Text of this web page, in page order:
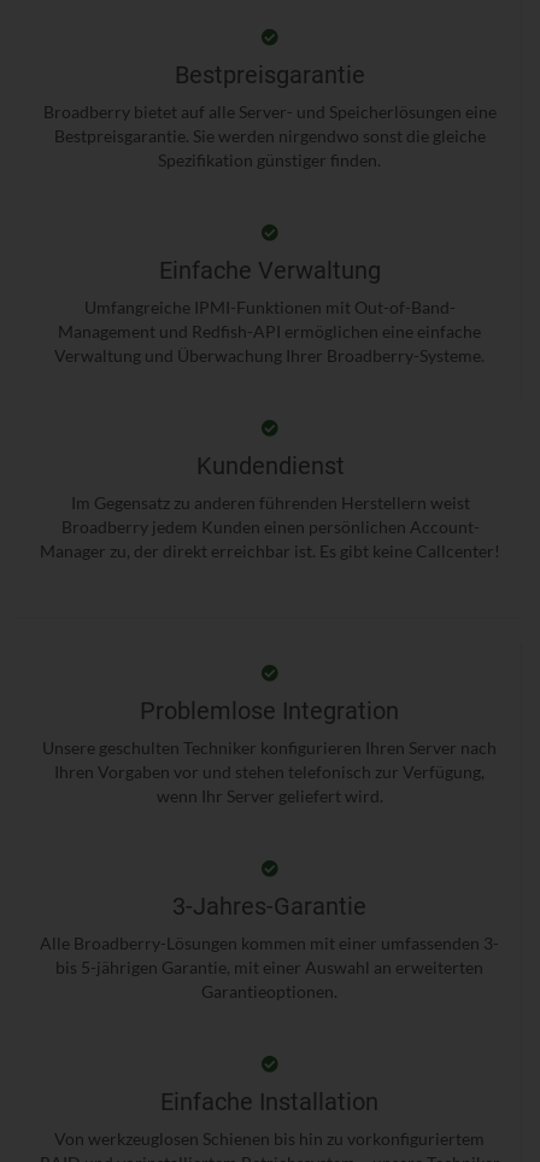
Bestpreisgarantie
Broadberry bietet auf alle Server- und Speicherlösungen eine
Bestpreisgarantie. Sie werden nirgendwo sonst die gleiche
Spezifikation günstiger finden.
Einfache Verwaltung
Umfangreiche IPMI-Funktionen mit Out-of-Band-
Management und Redfish-API ermöglichen eine einfache
Verwaltung und Überwachung Ihrer Broadberry-Systeme.
Kundendienst
Im Gegensatz zu anderen führenden Herstellern weist
Broadberry jedem Kunden einen persönlichen Account-
Manager zu, der direkt erreichbar ist. Es gibt keine Callcenter!
Problemlose Integration
Unsere geschulten Techniker konfigurieren Ihren Server nach
Ihren Vorgaben vor und stehen telefonisch zur Verfügung,
wenn Ihr Server geliefert wird.
3-Jahres-Garantie
Alle Broadberry-Lösungen kommen mit einer umfassenden 3-
bis 5-jährigen Garantie, mit einer Auswahl an erweiterten
Garantieoptionen.
Einfache Installation
Von werkzeuglosen Schienen bis hin zu vorkonfiguriertem